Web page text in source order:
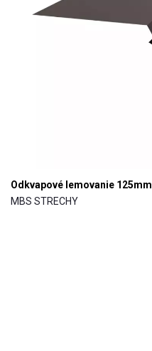
Odkvapové lemovanie 125mm
MBS STRECHY